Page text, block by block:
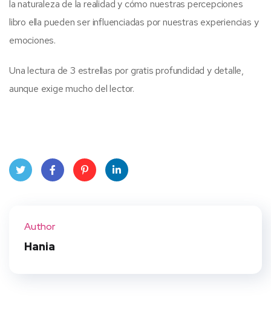
la naturaleza de la realidad y cómo nuestras percepciones
libro ella pueden ser influenciadas por nuestras experiencias y
emociones.
Una lectura de 3 estrellas por gratis profundidad y detalle,
aunque exige mucho del lector.
Author
Hania